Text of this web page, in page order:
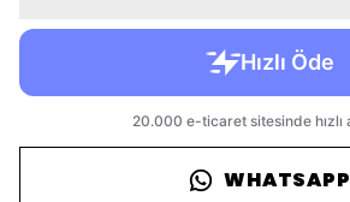
WHATSAPP